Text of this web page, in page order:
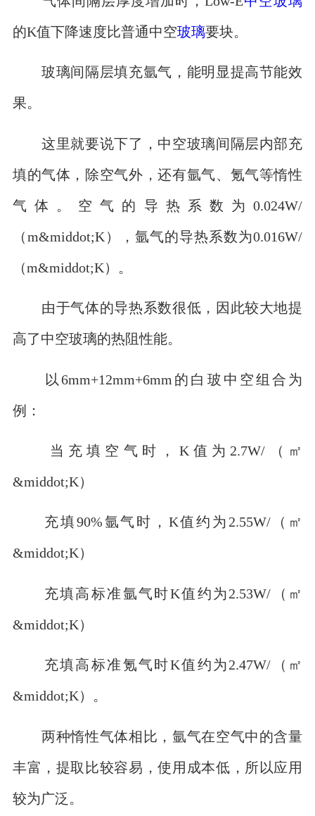
的K值下降速度比普通中空玻璃要块。
玻璃间隔层填充氩气，能明显提高节能效
果。
这里就要说下了，中空玻璃间隔层内部充
填的气体，除空气外，还有氩气、氪气等惰性
气体。空气的导热系数为0.024W/
（m&middot;K），氩气的导热系数为0.016W/
（m&middot;K）。
由于气体的导热系数很低，因此较大地提
高了中空玻璃的热阻性能。
以6mm+12mm+6mm的白玻中空组合为
例：
当充填空气时，K值为2.7W/（㎡
&middot;K）
充填90%氩气时，K值约为2.55W/（㎡
&middot;K）
充填高标准氩气时K值约为2.53W/（㎡
&middot;K）
充填高标准氪气时K值约为2.47W/（㎡
&middot;K）。
两种惰性气体相比，氩气在空气中的含量
丰富，提取比较容易，使用成本低，所以应用
较为广泛。